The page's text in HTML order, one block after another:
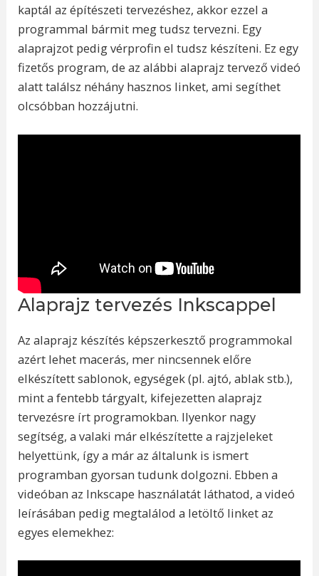
kaptál az építészeti tervezéshez, akkor ezzel a
programmal bármit meg tudsz tervezni. Egy
alaprajzot pedig vérprofin el tudsz készíteni. Ez egy
fizetős program, de az alábbi alaprajz tervező videó
alatt találsz néhány hasznos linket, ami segíthet
olcsóbban hozzájutni.
Alaprajz tervezés Inkscappel
Az alaprajz készítés képszerkesztő programmokal
azért lehet macerás, mer nincsennek előre
elkészített sablonok, egységek (pl. ajtó, ablak stb.),
mint a fentebb tárgyalt, kifejezetten alaprajz
tervezésre írt programokban. Ilyenkor nagy
segítség, a valaki már elkészítette a rajzjeleket
helyettünk, így a már az általunk is ismert
programban gyorsan tudunk dolgozni. Ebben a
videóban az Inkscape használatát láthatod, a videó
leírásában pedig megtalálod a letöltő linket az
egyes elemekhez: